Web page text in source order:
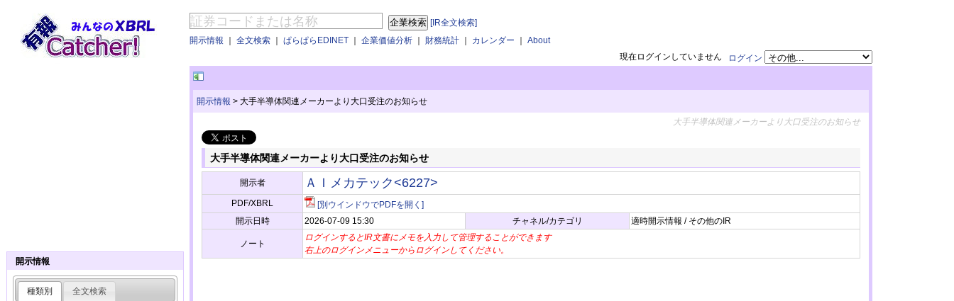
[IR全文検索]
開示情報 ｜ 全文検索 ｜ ぱらぱらEDINET ｜ 企業価値分析 ｜ 財務統計 ｜ カレンダー ｜ About
ログイン
現在ログインしていません
開示情報 > 大手半導体関連メーカーより大口受注のお知らせ
大手半導体関連メーカーより大口受注のお知らせ
大手半導体関連メーカーより大口受注のお知らせ
開示者 ＡＩメカテック<6227>
PDF/XBRL
[別ウインドウでPDFを開く]
開示日時
2026-07-09 15:30 チャネル/カテゴリ 適時開示情報 / その他のIR
ノート
ログインするとIR文書にメモを入力して管理することができます
右上のログインメニューからログインしてください。
開示情報
種類別 全文検索